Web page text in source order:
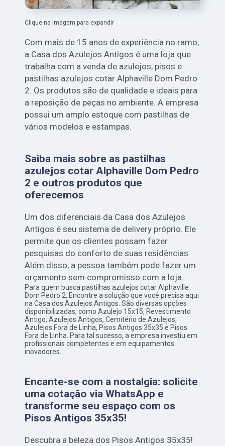
Clique na imagem para expandir
Com mais de 15 anos de experiência no ramo,
a Casa dos Azulejos Antigos é uma loja que
trabalha com a venda de azulejos, pisos e
pastilhas azulejos cotar Alphaville Dom Pedro
2. Os produtos são de qualidade e ideais para
a reposição de peças no ambiente. A empresa
possui um amplo estoque com pastilhas de
vários modelos e estampas.
Saiba mais sobre as pastilhas
azulejos cotar Alphaville Dom Pedro
2 e outros produtos que
oferecemos
Um dos diferenciais da Casa dos Azulejos
Antigos é seu sistema de delivery próprio. Ele
permite que os clientes possam fazer
pesquisas do conforto de suas residências.
Além disso, a pessoa também pode fazer um
orçamento sem compromisso com a loja.
Para quem busca pastilhas azulejos cotar Alphaville
Dom Pedro 2, Encontre a solução que você precisa aqui
na Casa dos Azulejos Antigos. São diversas opções
disponibilizadas, como Azulejo 15x15, Revestimento
Antigo, Azulejos Antigos, Cemitério de Azulejos,
Azulejos Fora de Linha, Pisos Antigos 35x35 e Pisos
Fora de Linha. Para tal sucesso, a empresa investiu em
profissionais competentes e em equipamentos
inovadores.
Encante-se com a nostalgia: solicite
uma cotação via WhatsApp e
transforme seu espaço com os
Pisos Antigos 35x35!
Descubra a beleza dos Pisos Antigos 35x35!